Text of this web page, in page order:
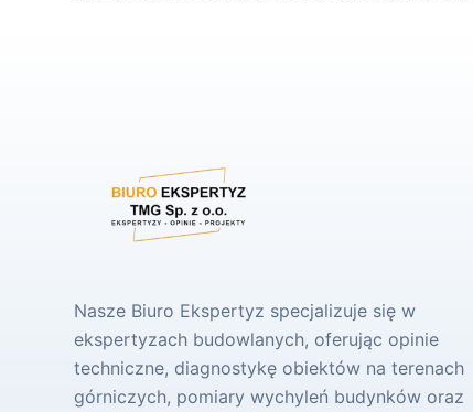
Nasze Biuro Ekspertyz specjalizuje się w
ekspertyzach budowlanych, oferując opinie
techniczne, diagnostykę obiektów na terenach
górniczych, pomiary wychyleń budynków oraz